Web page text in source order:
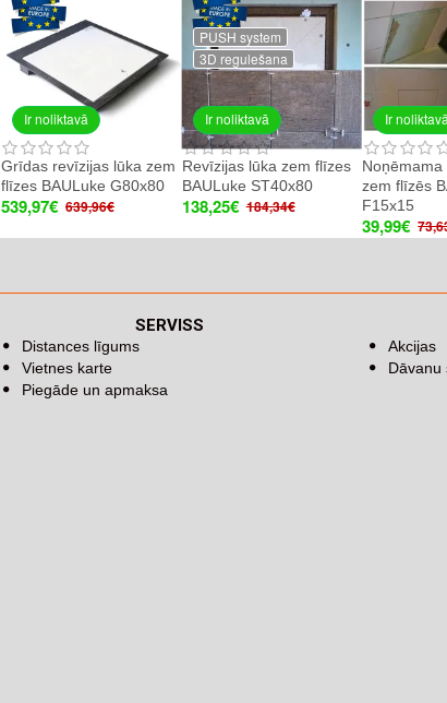
Ir noliktavā
Grīdas revīzijas lūka zem
flīzes BAULuke G80x80
539,97€ 639,96€
PUSH system
Ir noliktavā
3D regulešana
Revīzijas lūka zem flīzes
BAULuke ST40x80
138,25€ 184,34€
Ir noliktavā
zem flīzēs
F15x15
39,99€
SERVISS
Distances līgums
Vietnes karte
Piegāde un apmaksa
Akcijas
Dāvanu